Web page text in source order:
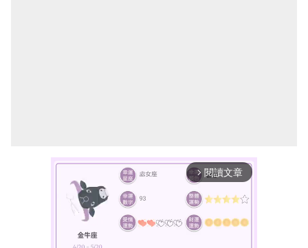
arrow_forward_ios 閱讀文章